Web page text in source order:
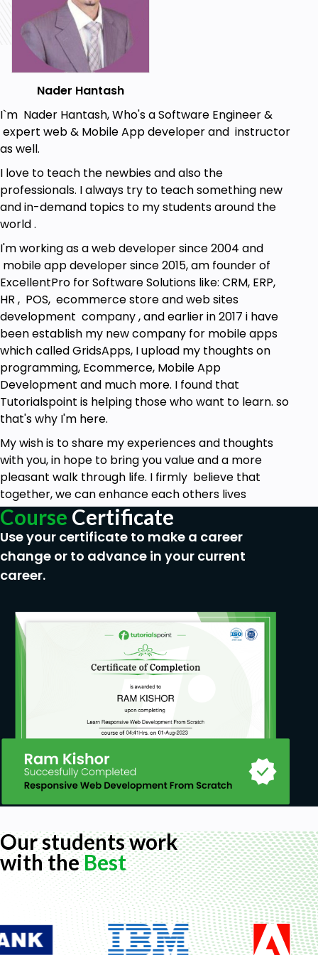
القدرة على تصدير التطبيق والحصول على ملفات جاهزة
للعمل
معرفة طرق كسب الاموال والربح من خلال بناء
التطبيقات الذكية
بناء تطبيق ذكي يعمل من خلال الآيفون لمواقع ومدونات
بناء تطبيق ذكي يعمل من خلال أجهزة أندرويد لمواقع
ومدونات ووردبرس
بناء تطبيق ذكي يعمل من خلال الآيفون لمتاجر إلكترونية
مبنية بنظام ووردبرس و ووكومرس
بناء تطبيق ذكي يعمل من خلال أجهزة أندرويد لمتاجر
إلكترونية مبنية بنظام ووردبرس و ووكومرس
Prerequisites
إتصال بالإنترت
جهاز كمبيوتر أو لابتوب للعمل
هاتف ذكي لمعاينة التطبيق بشكل عملي
معرفة مسبقة بتطوير المواقع والمدونات والمتاجر من
خلال وودربرس
Nader Hantash
I`m Nader Hantash, Who's a Software Engineer &
expert web & Mobile App developer and instructor
as well.
I love to teach the newbies and also the
professionals. I always try to teach something new
and in-demand topics to my students around the
world .
I'm working as a web developer since 2004 and
mobile app developer since 2015, am founder of
ExcellentPro for Software Solutions like: CRM, ERP,
HR , POS, ecommerce store and web sites
development company , and earlier in 2017 i have
been establish my new company for mobile apps
which called GridsApps, I upload my thoughts on
programming, Ecommerce, Mobile App
Development and much more. I found that
Tutorialspoint is helping those who want to learn. so
that's why I'm here.
My wish is to share my experiences and thoughts
with you, in hope to bring you value and a more
pleasant walk through life. I firmly believe that
together, we can enhance each others lives
Course Certificate
Use your certificate to make a career
change or to advance in your current
career.
Our students work
with theBest